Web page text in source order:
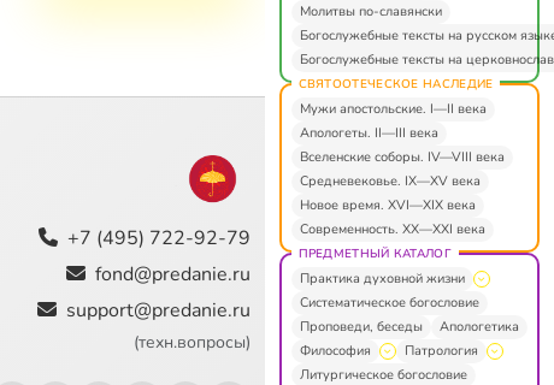
+7 (495) 722-92-79
fond@predanie.ru
support@predanie.ru
(техн.вопросы)
Молитвы по-славянски
Богослужебные тексты на русском
Богослужебные тексты на
СВЯТООТЕЧЕСКОЕ НАСЛЕДИЕ
Мужи апостольские. I—II века
Апологеты. II—III века
Вселенские соборы. IV—VIII века
Средневековье. IX—XV века
Новое время. XVI—XIX века
Современность. XX—XXI века
ПРЕДМЕТНЫЙ КАТАЛОГ
Практика духовной жизни
Систематическое богословие
Проповеди, беседы
Апологетика
Философия
Патрология
Литургическое богословие